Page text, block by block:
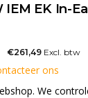
IEM EK In-
€261,49 Excl. btw
ons
We